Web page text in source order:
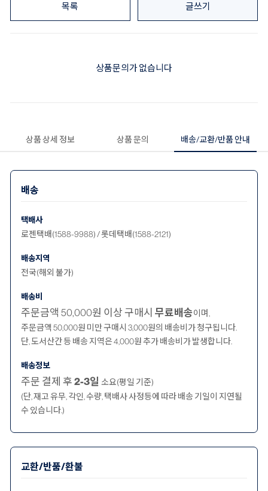
목록 글쓰기
상품문의가 없습니다
상품 상세 정보 상품 문의 배송/교환/반품 안내
배송
택배사
로젠택배(1588-9988) / 롯데택배(1588-2121)
배송지역
전국(해외 불가)
배송비
주문금액 50,000원 이상 구매시 무료배송이며,
주문금액 50,000원 미만 구매시 3,000원의 배송비가 청구됩니다.
단, 도서산간 등 배송 지역은 4,000원 추가 배송비가 발생합니다.
배송정보
주문 결제 후 2-3일 소요(평일 기준)
(단, 재고 유무, 각인, 수량, 택배사 사정등에 따라 배송 기일이 지연될
수 있습니다.)
교환/반품/환불